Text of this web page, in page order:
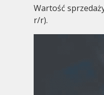
Wartość
r/r).